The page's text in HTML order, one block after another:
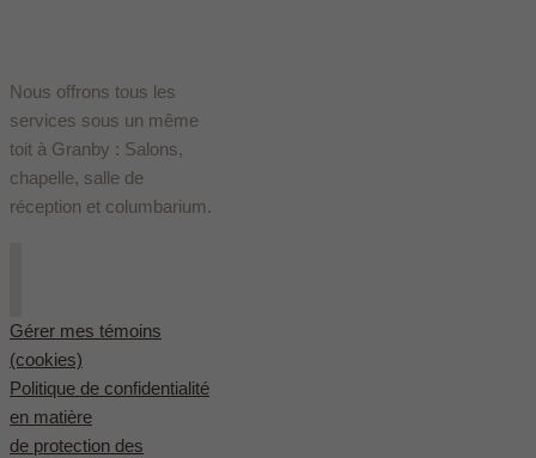
Nous offrons tous les
services sous un même
toit à Granby : Salons,
chapelle, salle de
réception et columbarium.
Gérer mes témoins
(cookies)
Politique de confidentialité
en matière
de protection des